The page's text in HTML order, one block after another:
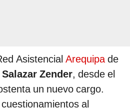
Asistencial Arequipade
Zender, desde el
un nuevo cargo.
al